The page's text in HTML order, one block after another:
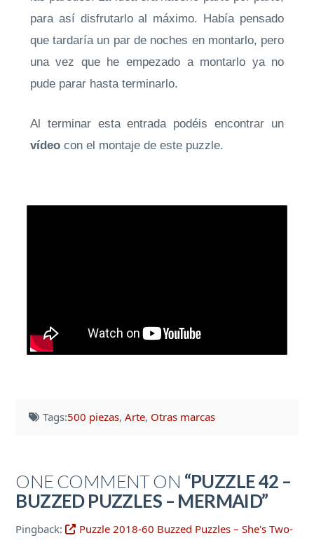
para así disfrutarlo al máximo. Había pensado
que tardaría un par de noches en montarlo, pero
una vez que he empezado a montarlo ya no
pude parar hasta terminarlo.
Al terminar esta entrada podéis encontrar un
vídeocon el montaje de este puzzle.
Tags:500 piezas, Arte, Otras marcas
ONE COMMENT ON “PUZZLE 42 –
BUZZED PUZZLES – MERMAID”
Pingback:
Puzzle 2018-60 Buzzed Puzzles – She's Two-